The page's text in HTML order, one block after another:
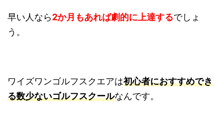
早い人なら2か月もあれば劇的に上達するでしょ
う。
ワイズワンゴルフスクエアは初心者におすすめでき
る数少ないゴルフスクールなんです。